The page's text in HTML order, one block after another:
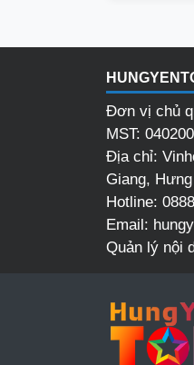
Đơn vị chủ
MST:
Địa chỉ:
Giang,
Hotline:
Email:
Quản lý nội